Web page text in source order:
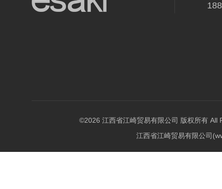
©2026 江西省江崎贸易有限公司 版权所有 All
江西省江崎贸易有限公司